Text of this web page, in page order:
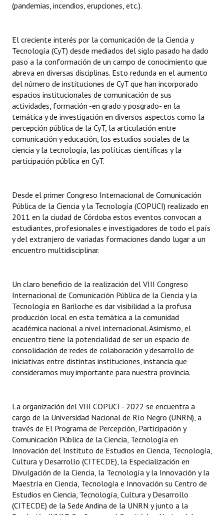
Declaraciones
Resoluciones de Presidencia
INSTITUCIONAL
Antiguos Pobladores
Noticias Destacadas
Registros y Distinciones
Datos Históricos
Audiencias Públicas - Registro
Mujeres que Dejaron Huellas - Registro
Periodistas Decanos - Registro
Banca del Vecino - Registro
Huéspedes de Honor - Registro
Antiguos Pobladores - Registro
Reconocimientos - Registro
Bariloche, Municipio intercultural
REFORMA DE LA CARTA ORGÁNICA
(pandemias, incendios, erupciones, etc.).
El creciente interés por la comunicación de la Ciencia y
Tecnología (CyT) desde mediados del siglo pasado ha dado
paso a la conformación de un campo de conocimiento que
abreva en diversas disciplinas. Esto redunda en el aumento
del número de instituciones de CyT que han incorporado
espacios institucionales de comunicación de sus
actividades, formación -en grado y posgrado- en la
temática y de investigación en diversos aspectos como la
percepción pública de la CyT, la articulación entre
comunicación y educación, los estudios sociales de la
ciencia y la tecnología, las políticas científicas y la
participación pública en CyT.
Desde el primer Congreso Internacional de Comunicación
Pública de la Ciencia y la Tecnología (COPUCI) realizado en
2011 en la ciudad de Córdoba estos eventos convocan a
estudiantes, profesionales e investigadores de todo el país
y del extranjero de variadas formaciones dando lugar a un
encuentro multidisciplinar.
Un claro beneficio de la realización del VIII Congreso
Internacional de Comunicación Pública de la Ciencia y la
Tecnología en Bariloche es dar visibilidad a la profusa
producción local en esta temática a la comunidad
académica nacional a nivel internacional. Asimismo, el
encuentro tiene la potencialidad de ser un espacio de
consolidación de redes de colaboración y desarrollo de
iniciativas entre distintas instituciones, instancia que
consideramos muy importante para nuestra provincia.
La organización del VIII COPUCI - 2022 se encuentra a
cargo de la Universidad Nacional de Río Negro (UNRN), a
través de El Programa de Percepción, Participación y
Comunicación Pública de la Ciencia, Tecnología en
Innovación del Instituto de Estudios en Ciencia, Tecnología,
Cultura y Desarrollo (CITECDE), la Especialización en
Divulgación de la Ciencia, la Tecnología y la Innovación y la
Maestría en Ciencia, Tecnología e Innovación su Centro de
Estudios en Ciencia, Tecnología, Cultura y Desarrollo
(CITECDE) de la Sede Andina de la UNRN y junto a la